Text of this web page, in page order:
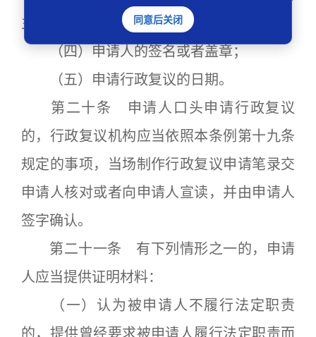
主要事实和理由；
（四）申请人的签名或者盖章；
（五）申请行政复议的日期。
第二十条 申请人口头申请行政复议
的，行政复议机构应当依照本条例第十九条
规定的事项，当场制作行政复议申请笔录交
申请人核对或者向申请人宣读，并由申请人
签字确认。
第二十一条 有下列情形之一的，申请
人应当提供证明材料：
（一）认为被申请人不履行法定职责
的，提供曾经要求被申请人履行法定职责而
同意后关闭